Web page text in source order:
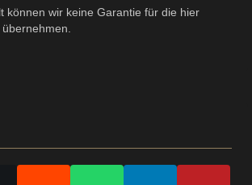
können wir keine Garantie für die hier